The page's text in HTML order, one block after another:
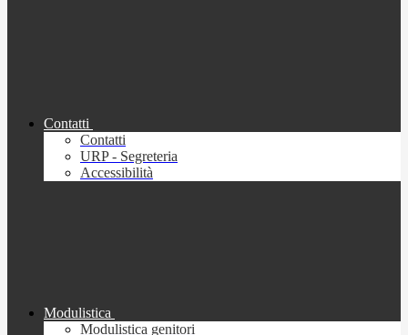
Contatti
Contatti
URP - Segreteria
Accessibilità
Modulistica
Modulistica genitori